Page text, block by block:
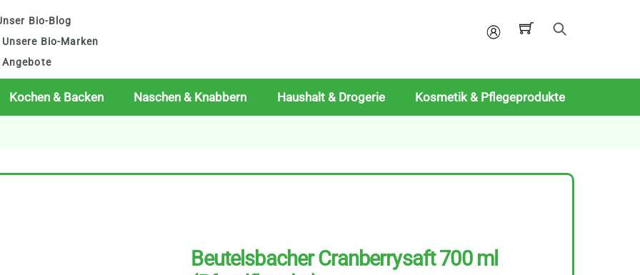
Bio-Blog
Unsere Bio-Marken
Angebote
Mein
Kochen & Backen Naschen & Knabbern Haushalt & Drogerie Kosmetik & Pflegeprodukte
Beutelsbacher Cranberrysaft 700 ml